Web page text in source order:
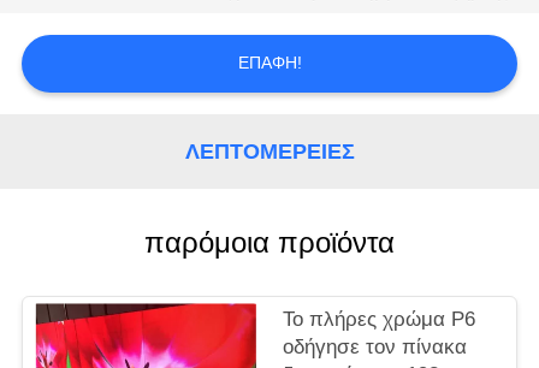
ΕΠΑΦΉ!
ΛΕΠΤΟΜΈΡΕΙΕΣ
παρόμοια προϊόντα
Το πλήρες χρώμα P6
οδήγησε τον πίνακα